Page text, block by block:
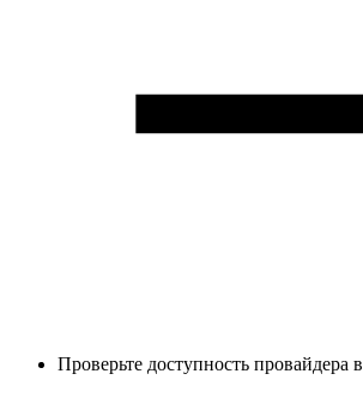
Проверьте доступность провайдера